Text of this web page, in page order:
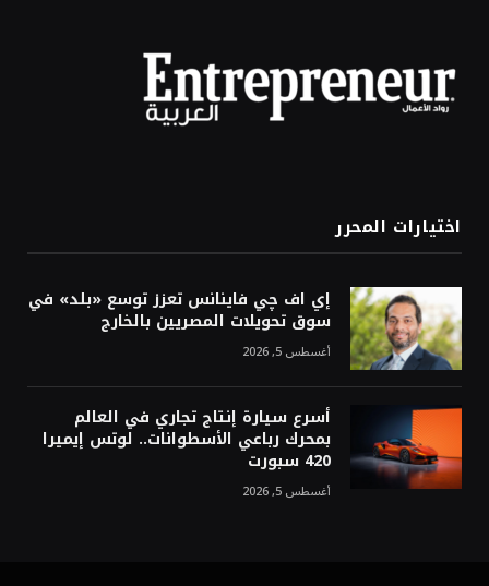
اختيارات المحرر
إي اف چي فاينانس تعزز توسع «بلد» في
سوق تحويلات المصريين بالخارج
أغسطس 5, 2026
أسرع سيارة إنتاج تجاري في العالم
بمحرك رباعي الأسطوانات.. لوتس إيميرا
420 سبورت
أغسطس 5, 2026